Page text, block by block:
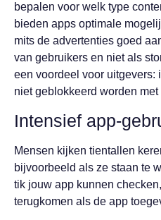
bepalen voor welk type
bieden apps optimale
mits de advertenties goed
van gebruikers en niet als
een voordeel voor uitgevers:
niet geblokkeerd worden met
Intensief app-
Mensen kijken tientallen
bijvoorbeeld als ze staan te
tik jouw app kunnen
terugkomen als de app